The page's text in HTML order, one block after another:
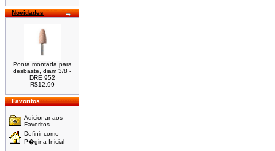
Novidades
Ponta montada para
desbaste, diam 3/8 -
DRE 952
R$12,99
Favoritos
Adicionar aos
Favoritos
Definir como
P�gina Inicial